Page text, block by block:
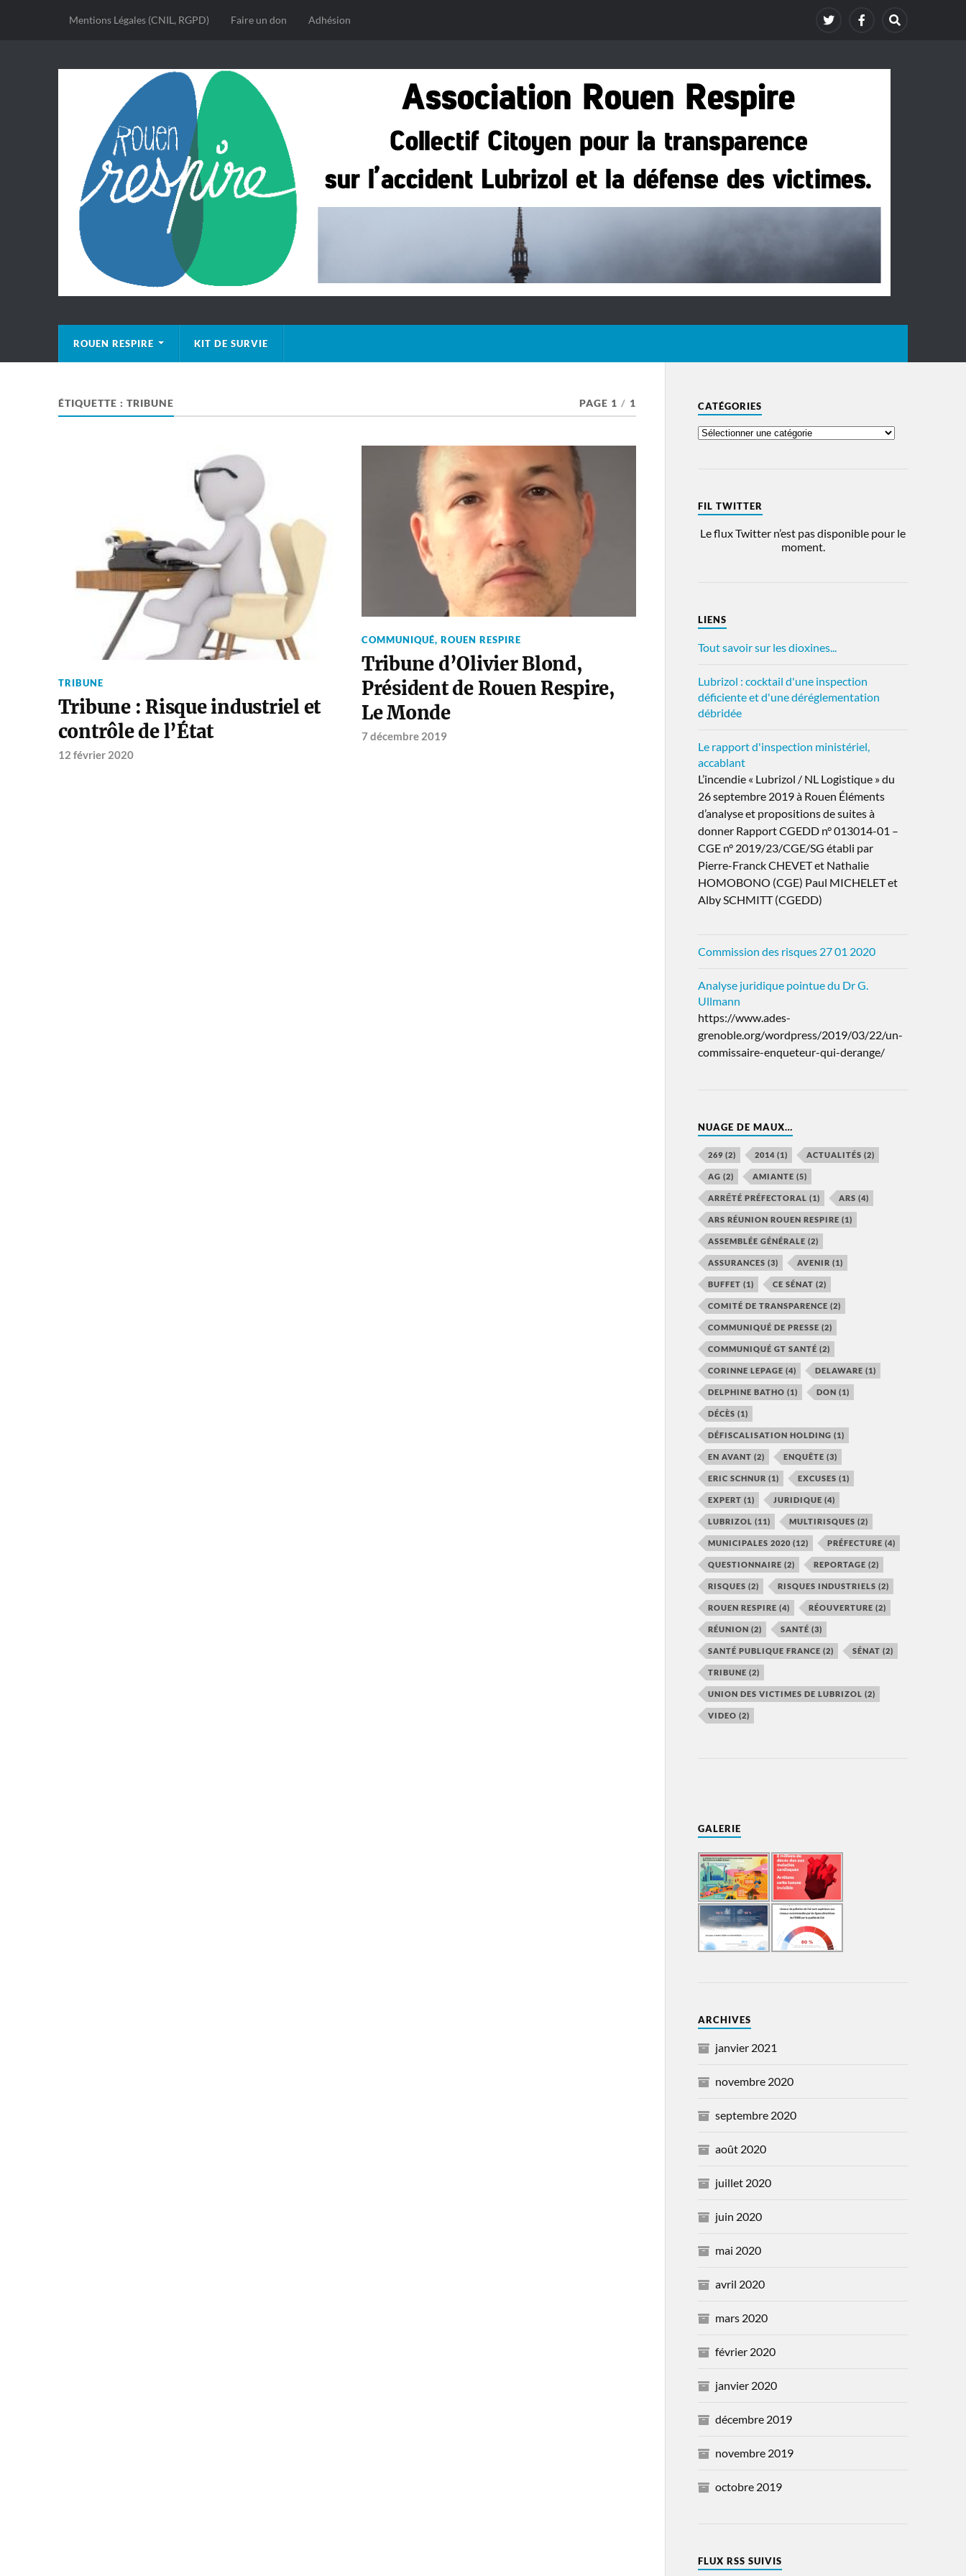
Mentions Légales (CNIL, RGPD) Faire un don Adhésion
ROUEN RESPIRE KIT DE SURVIE
ÉTIQUETTE : TRIBUNE PAGE 1 / 1
TRIBUNE
Tribune : Risque industriel et
contrôle de l’État
12 février 2020
COMMUNIQUÉ, ROUEN RESPIRE
Tribune d’Olivier Blond,
Président de Rouen Respire,
Le Monde
7 décembre 2019
CATÉGORIES
FIL TWITTER
Le flux Twitter n’est pas disponible pour le
moment.
LIENS
Tout savoir sur les dioxines...
Lubrizol : cocktail d'une inspection
déficiente et d'une déréglementation
débridée
Le rapport d'inspection ministériel,
accablant
L’incendie « Lubrizol / NL Logistique » du
26 septembre 2019 à Rouen Éléments
d’analyse et propositions de suites à
donner Rapport CGEDD n° 013014-01 –
CGE n° 2019/23/CGE/SG établi par
Pierre-Franck CHEVET et Nathalie
HOMOBONO (CGE) Paul MICHELET et
Alby SCHMITT (CGEDD)
Commission des risques 27 01 2020
Analyse juridique pointue du Dr G.
Ullmann
https://www.ades-
grenoble.org/wordpress/2019/03/22/un-
commissaire-enqueteur-qui-derange/
NUAGE DE MAUX…
269 (2) 2014(1) ACTUALITÉS (2)
AG (2) AMIANTE (5)
ARRẾTÉ PRÉFECTORAL (1) ARS (4)
ARS RÉUNION ROUEN RESPIRE (1)
ASSEMBLÉE GÉNÉRALE (2)
ASSURANCES (3) AVENIR (1)
BUFFET (1) CE SÉNAT (2)
COMITÉ DE TRANSPARENCE (2)
COMMUNIQUÉ DE PRESSE (2)
COMMUNIQUÉ GT SANTÉ (2)
CORINNE LEPAGE (4) DELAWARE (1)
DELPHINE BATHO (1) DON (1)
DÉCÈS (1)
DÉFISCALISATION HOLDING (1)
EN AVANT (2) ENQUÊTE (3)
ERIC SCHNUR (1) EXCUSES (1)
EXPERT (1) JURIDIQUE (4)
LUBRIZOL (11) MULTIRISQUES (2)
MUNICIPALES 2020 (12) PRÉFECTURE (4)
QUESTIONNAIRE (2) REPORTAGE (2)
RISQUES (2) RISQUES INDUSTRIELS (2)
ROUEN RESPIRE (4) RÉOUVERTURE (2)
RÉUNION (2) SANTÉ (3)
SANTÉ PUBLIQUE FRANCE (2) SÉNAT (2)
TRIBUNE (2)
UNION DES VICTIMES DE LUBRIZOL (2)
VIDEO (2)
GALERIE
ARCHIVES
janvier 2021
novembre 2020
septembre 2020
août 2020
juillet 2020
juin 2020
mai 2020
avril 2020
mars 2020
février 2020
janvier 2020
décembre 2019
novembre 2019
octobre 2019
FLUX RSS SUIVIS